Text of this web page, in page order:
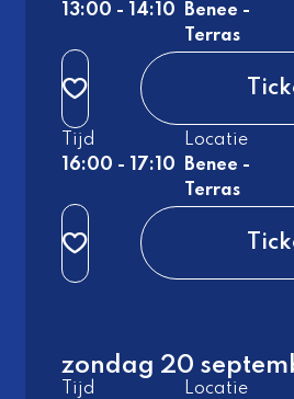
13:00 - 14:10
Benee -
Terras
Tijd
16:00 - 17:10
Locatie
Benee -
Terras
zondag 20
Tijd
Locatie